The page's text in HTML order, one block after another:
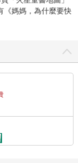
《媽媽，為什麼要快